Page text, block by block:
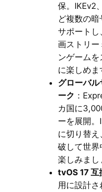
保。IKEv2
ど複数の
サポート
画ストリー
ンゲーム
に楽しめま
グローバル
ーク ：
カ国に
ーを展開。
に切り替
破して世界
楽しみまし
tvOS 17 互
用に設計